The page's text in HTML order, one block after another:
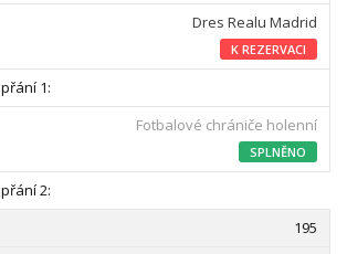
Dres Realu Madrid
K REZERVACI
Fotbalové chrániče holenní
SPLNĚNO
195